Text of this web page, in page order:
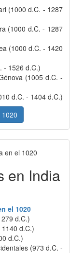
(1000 d.C. - 1287
(1000 d.C. - 1287
(1000 d.C. - 1420
- 1526 d.C.)
(1005 d.C. -
d.C. - 1404 d.C.)
en India
el 1020
d.C.)
d.C.)
d.C.)
(973 d.C. -